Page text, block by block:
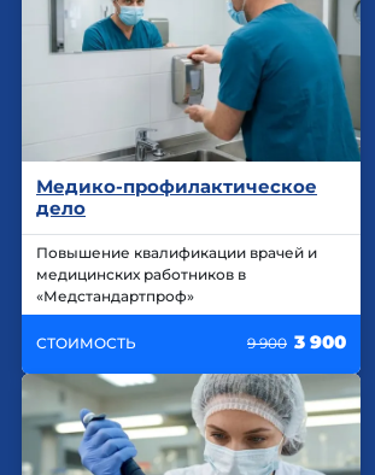
Медико-профилактическое
дело
Повышение квалификации врачей и
медицинских работников в
«Медстандартпроф»
СТОИМОСТЬ 9 900 3 900